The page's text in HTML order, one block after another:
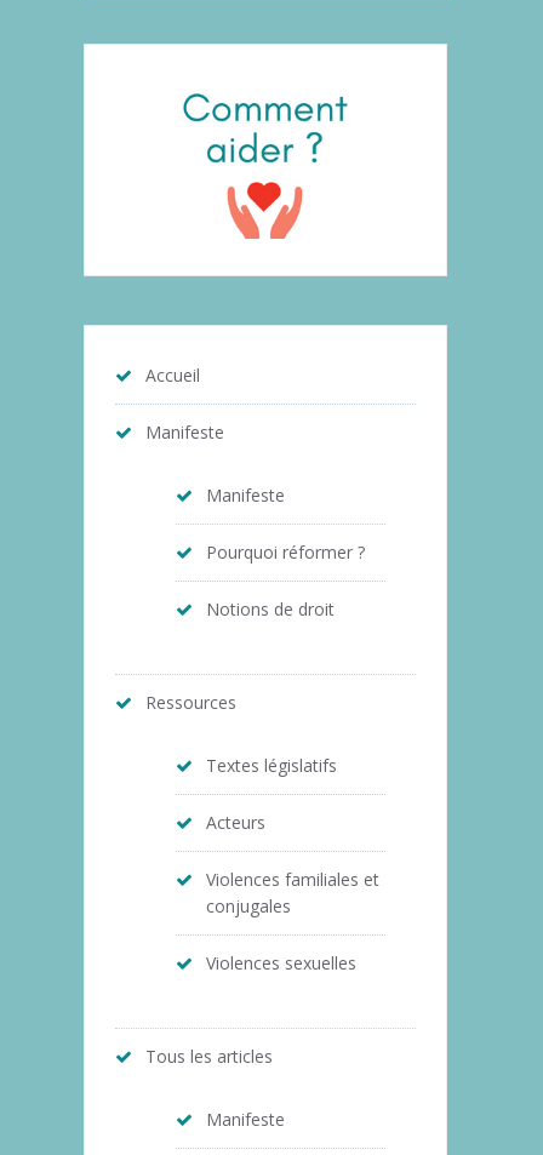
Accueil
Manifeste
Manifeste
Pourquoi réformer ?
Notions de droit
Ressources
Textes législatifs
Acteurs
Violences familiales et
conjugales
Violences sexuelles
Tous les articles
Manifeste